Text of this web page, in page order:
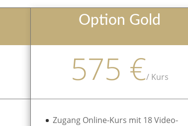
Option Gold
575 €/Kurs
Zugang Online-Kurs mit 18 Video-